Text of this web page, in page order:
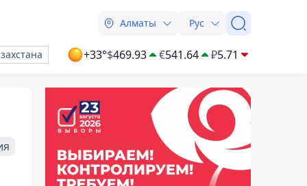
Алматы Рус
+33°$469.93 €541.64 ₽5.71